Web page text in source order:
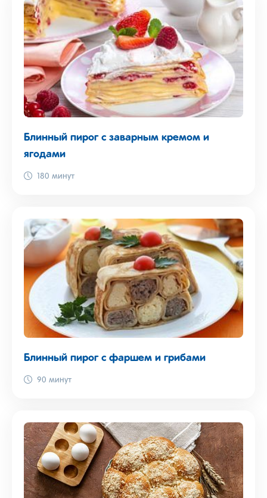
Блинный пирог с заварным кремом и
ягодами
180 минут
Блинный пирог с фаршем и грибами
90 минут